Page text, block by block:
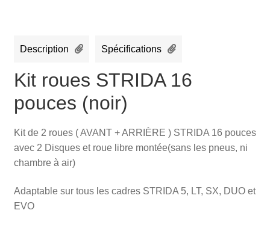
Description Spécifications
Kit roues STRIDA 16
pouces (noir)
Kit de 2 roues ( AVANT + ARRIÈRE ) STRIDA 16 pouces
avec 2 Disques et roue libre montée(sans les pneus, ni
chambre à air)
Adaptable sur tous les cadres STRIDA 5, LT, SX, DUO et
EVO